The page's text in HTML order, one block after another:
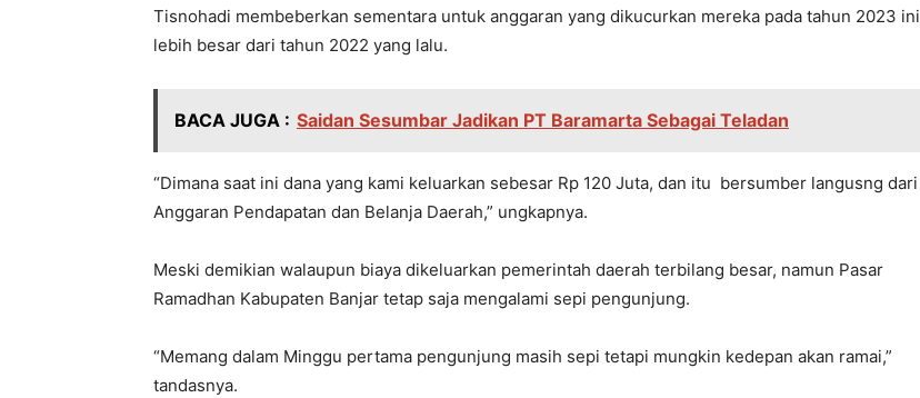
Tisnohadi membeberkan sementara untuk anggaran yang dikucurkan mereka pada tahun 2023 ini
lebih besar dari tahun 2022 yang lalu.
BACA JUGA : Saidan Sesumbar Jadikan PT Baramarta Sebagai Teladan
“Dimana saat ini dana yang kami keluarkan sebesar Rp 120 Juta, dan itu bersumber langusng dari
Anggaran Pendapatan dan Belanja Daerah,” ungkapnya.
Meski demikian walaupun biaya dikeluarkan pemerintah daerah terbilang besar, namun Pasar
Ramadhan Kabupaten Banjar tetap saja mengalami sepi pengunjung.
“Memang dalam Minggu pertama pengunjung masih sepi tetapi mungkin kedepan akan ramai,”
tandasnya.